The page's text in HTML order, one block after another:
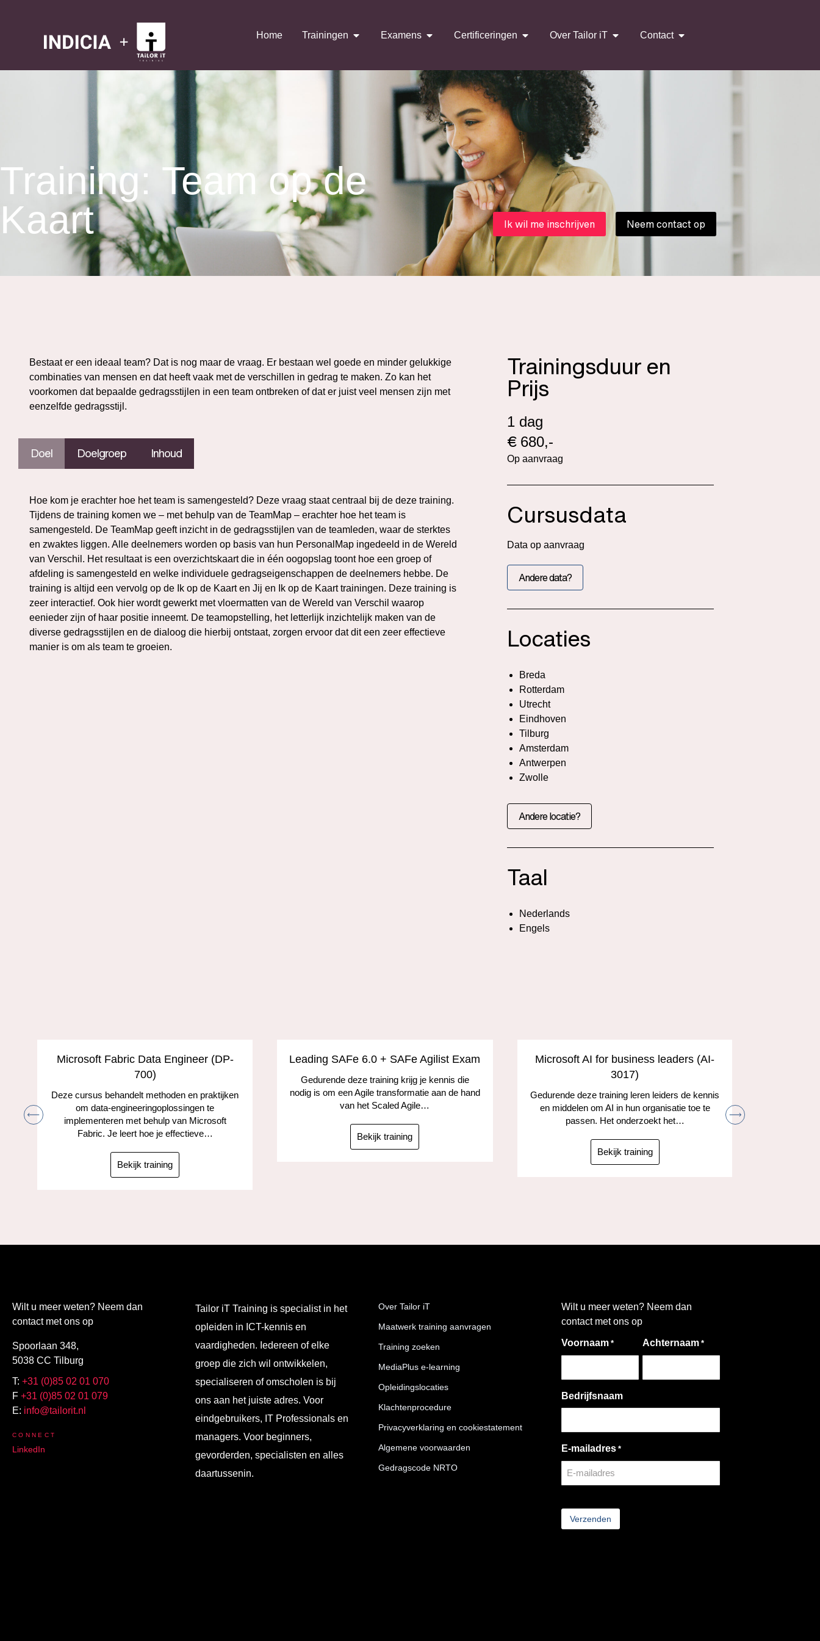
Home Trainingen Examens Certificeringen Over Tailor iT Contact
Training: Team op de
Kaart
Ik wil me inschrijven Neem contact op
Bestaat er een ideaal team? Dat is nog maar de vraag. Er bestaan wel goede en minder gelukkige
combinaties van mensen en dat heeft vaak met de verschillen in gedrag te maken. Zo kan het
voorkomen dat bepaalde gedragsstijlen in een team ontbreken of dat er juist veel mensen zijn met
eenzelfde gedragsstijl.
Doel Doelgroep Inhoud
Hoe kom je erachter hoe het team is samengesteld? Deze vraag staat centraal bij de deze training.
Tijdens de training komen we – met behulp van de TeamMap – erachter hoe het team is
samengesteld. De TeamMap geeft inzicht in de gedragsstijlen van de teamleden, waar de sterktes
en zwaktes liggen. Alle deelnemers worden op basis van hun PersonalMap ingedeeld in de Wereld
van Verschil. Het resultaat is een overzichtskaart die in één oogopslag toont hoe een groep of
afdeling is samengesteld en welke individuele gedragseigenschappen de deelnemers hebbe. De
training is altijd een vervolg op de Ik op de Kaart en Jij en Ik op de Kaart trainingen. Deze training is
zeer interactief. Ook hier wordt gewerkt met vloermatten van de Wereld van Verschil waarop
eenieder zijn of haar positie inneemt. De teamopstelling, het letterlijk inzichtelijk maken van de
diverse gedragsstijlen en de dialoog die hierbij ontstaat, zorgen ervoor dat dit een zeer effectieve
manier is om als team te groeien.
Trainingsduur en
Prijs
1 dag
€ 680,-
Op aanvraag
Cursusdata
Data op aanvraag
Andere data?
Locaties
Breda
Rotterdam
Utrecht
Eindhoven
Tilburg
Amsterdam
Antwerpen
Zwolle
Andere locatie?
Taal
Nederlands
Engels
Microsoft Fabric Data Engineer (DP-
700)
Deze cursus behandelt methoden en praktijken
om data-engineeringoplossingen te
implementeren met behulp van Microsoft
Fabric. Je leert hoe je effectieve…
Bekijk training
Leading SAFe 6.0 + SAFe Agilist Exam
Gedurende deze training krijg je kennis die
nodig is om een Agile transformatie aan de hand
van het Scaled Agile…
Bekijk training
Microsoft AI for business leaders (AI-
3017)
Gedurende deze training leren leiders de kennis
en middelen om AI in hun organisatie toe te
passen. Het onderzoekt het…
Bekijk training
Wilt u meer weten? Neem dan
contact met ons op
Spoorlaan 348,
5038 CC Tilburg
T: +31 (0)85 02 01 070
F +31 (0)85 02 01 079
E: info@tailorit.nl
CONNECT
LinkedIn
Tailor iT Training is specialist in het
opleiden in ICT-kennis en
vaardigheden. Iedereen of elke
groep die zich wil ontwikkelen,
specialiseren of omscholen is bij
ons aan het juiste adres. Voor
eindgebruikers, IT Professionals en
managers. Voor beginners,
gevorderden, specialisten en alles
daartussenin.
Over Tailor iT
Maatwerk training aanvragen
Training zoeken
MediaPlus e-learning
Opleidingslocaties
Klachtenprocedure
Privacyverklaring en cookiestatement
Algemene voorwaarden
Gedragscode NRTO
Wilt u meer weten? Neem dan
contact met ons op
Voornaam * Achternaam *
Bedrijfsnaam
E-mailadres *